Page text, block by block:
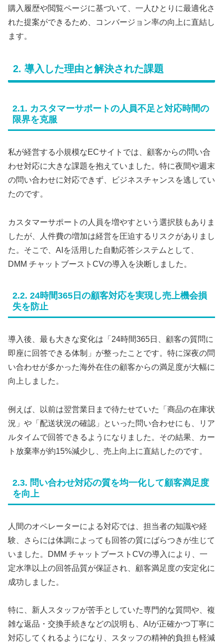
購入履歴や閲覧ページに基づいて、一人ひとりに最適化さ
れた提案ができるため、コンバージョン率の向上に直結し
ます。
2. 導入した理由と解決された課題
2.1. カスタマーサポートの人員不足と対応時間の
限界を克服
私が経営する小規模なECサイトでは、顧客からの問い合
わせ対応に大きな課題を抱えていました。特に夜間や週末
の問い合わせに対応できず、ビジネスチャンスを逃してい
たのです。
カスタマーサポートの人員を増やすという選択肢もありま
したが、人件費の増加は経営を圧迫するリスクがありまし
た。そこで、AIを活用した自動応答システムとして、
DMM チャットブーストCVの導入を決断しました。
2.2. 24時間365日の顧客対応を実現し売上機会損
失を防止
導入後、最も大きな変化は「24時間365日、顧客の質問に
即座に回答できる体制」が整ったことです。特に深夜の問
い合わせが多かった海外在住の顧客からの満足度が大幅に
向上しました。
例えば、以前は翌営業日まで待たせていた「商品の在庫状
況」や「配送状況の確認」といった問い合わせにも、リア
ルタイムで回答できるようになりました。その結果、カー
ト放棄率が約15%減少し、売上向上に直結したのです。
2.3. 問い合わせ対応の質を均一化して顧客満足度
を向上
人間のオペレーターによる対応では、担当者の知識や経
験、さらには体調によっても回答の質にばらつきが生じて
いました。DMM チャットブーストCVの導入により、一
定水準以上の回答品質が保証され、顧客満足度の安定化に
成功しました。
特に、新人スタッフが苦手としていた専門的な質問や、複
雑な返品・交換手続きなどの説明も、AIが正確かつ丁寧に
対応してくれるようになり、スタッフの精神的負担も軽減